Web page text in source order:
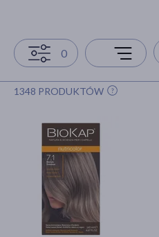
Hit
Hit
0
1348 PRODUKTÓW